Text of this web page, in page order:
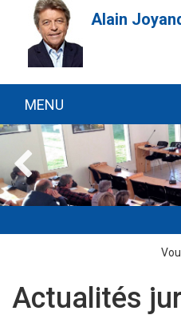
Alain
MENU
Actualités